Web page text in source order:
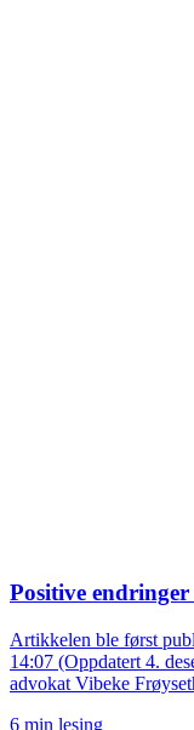
Positive
Artikkelen ble først
14:07 (Oppdatert 4.
advokat Vibeke
6 min lesing